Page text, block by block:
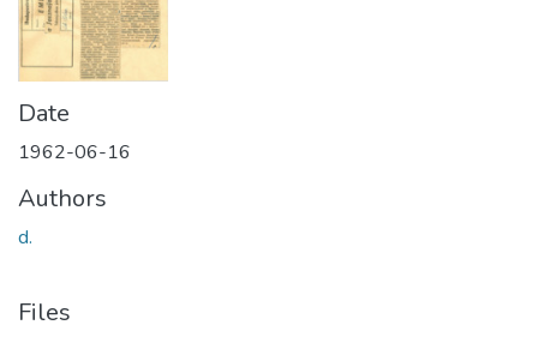
Date
1962-06-16
Authors
d.
Files